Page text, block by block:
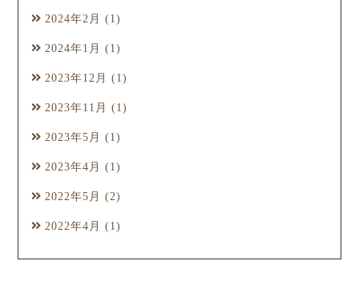
2024年2月 (1)
2024年1月 (1)
2023年12月 (1)
2023年11月 (1)
2023年5月 (1)
2023年4月 (1)
2022年5月 (2)
2022年4月 (1)